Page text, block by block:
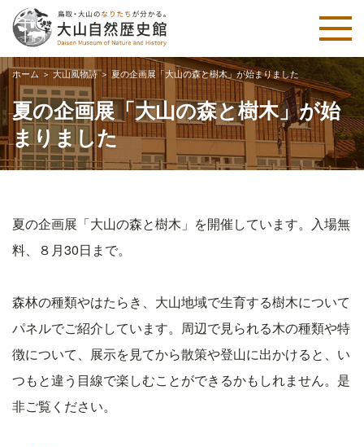
ホーム＞大山風物詩＞ 夏の企画展「大山の森と樹木」が始まりました
夏の企画展「大山の森と樹木」が始
まりました
夏の企画展「大山の森と樹木」を開催しています。入場無
料、８月30日まで。
森林の種類やはたらき、大山地域で生育する樹木について
パネルでご紹介しています。周辺で見られる木の種類や特
徴について、展示を見てから散策や登山に出かけると、い
つもと違う目線で楽しむことができるかもしれません。是
非ご覧ください。